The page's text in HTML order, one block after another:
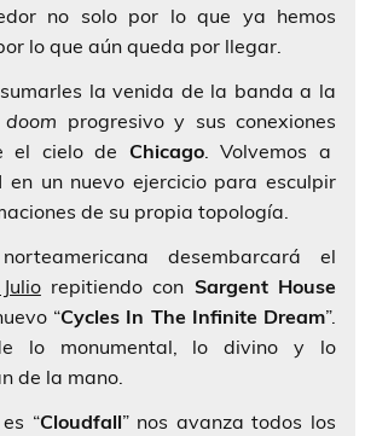
no solo por lo que ya hemos
lo que aún queda por llegar.
la venida de la banda a la
doom progresivo y sus conexiones
el cielo de Chicago. Volvemos a
en un nuevo ejercicio para esculpir
de su propia topología.
desembarcará el
repitiendo con Sargent House
“Cycles In The Infinite Dream”.
lo monumental, lo divino y lo
de la mano.
“Cloudfall” nos avanza todos los